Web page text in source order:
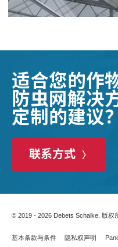
适合您的作
防虫网解决
定制的建议？
联系方式
© 2019 - 2026 Debets Schalke. 版权
基本条款与条件 隐私权声明